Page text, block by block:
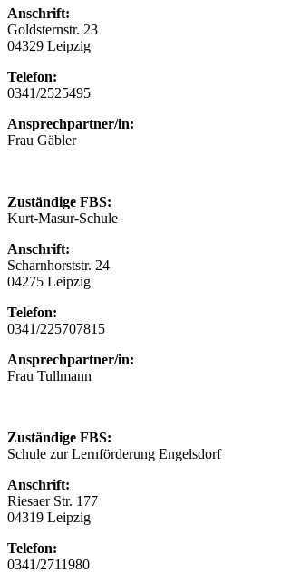
Anschrift:
Goldsternstr. 23
04329 Leipzig
Telefon:
0341/2525495
Ansprechpartner/in:
Frau Gäbler
Zuständige FBS:
Kurt-Masur-Schule
Anschrift:
Scharnhorststr. 24
04275 Leipzig
Telefon:
0341/225707815
Ansprechpartner/in:
Frau Tullmann
Zuständige FBS:
Schule zur Lernförderung Engelsdorf
Anschrift:
Riesaer Str. 177
04319 Leipzig
Telefon:
0341/2711980